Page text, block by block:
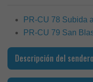
PR-CU 78 Subida
PR-CU 79 San
Descripción del sendero